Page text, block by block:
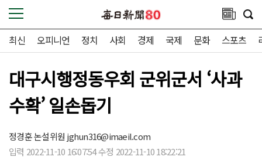
최신 오피니언 정치 사회 경제 국제 문화 스포츠
대구시행정동우회 군위군서 ‘사과
수확’ 일손돕기
정경훈 논설위원 jghun316@imaeil.com
입력 2022-11-10 16:07:54 수정 2022-11-10 18:22:21